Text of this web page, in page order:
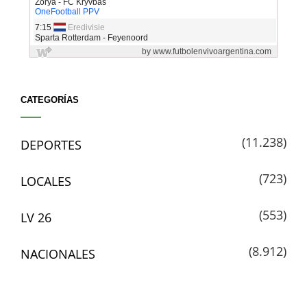
CATEGORÍAS
DEPORTES (11.238)
LOCALES (723)
LV 26 (553)
NACIONALES (8.912)